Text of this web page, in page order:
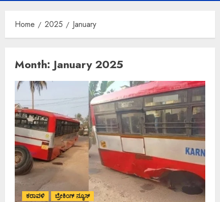
Home 2025 January
Month: January 2025
ಕರಾವಳಿ ಬ್ರೇಕಿಂಗ್ ನ್ಯೂಸ್